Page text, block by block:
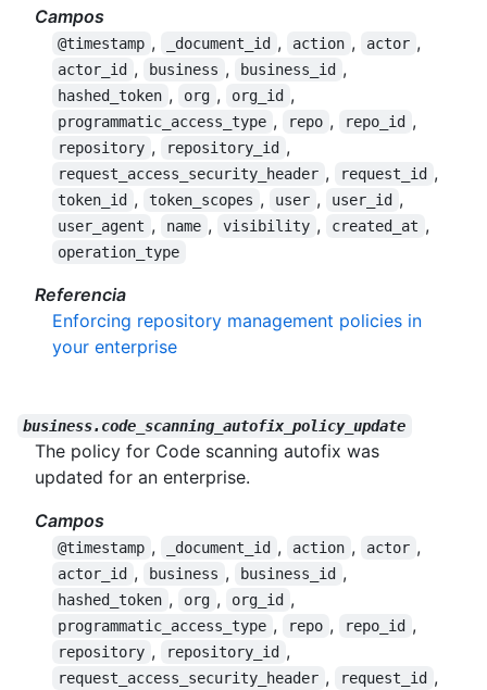
Campos
@timestamp , _document_id , action , actor ,
actor_id , business , business_id ,
hashed_token , org , org_id ,
programmatic_access_type , repo , repo_id ,
repository , repository_id ,
request_access_security_header , request_id ,
token_id , token_scopes , user , user_id ,
user_agent , name , visibility , created_at ,
operation_type
Referencia
Enforcing repository management policies in
your enterprise
business.code_scanning_autofix_policy_update
The policy for Code scanning autofix was
updated for an enterprise.
Campos
@timestamp , _document_id , action , actor ,
actor_id , business , business_id ,
hashed_token , org , org_id ,
programmatic_access_type , repo , repo_id ,
repository , repository_id ,
request_access_security_header , request_id ,